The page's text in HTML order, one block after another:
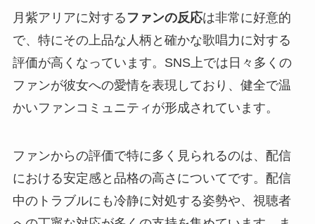
月紫アリアに対する ファンの反応は非常に好意的
で、特にその上品な人柄と確かな歌唱力に対する
評価が高くなっています。SNS上では日々多くの
ファンが彼女への愛情を表現しており、健全で温
かいファンコミュニティが形成されています。
ファンからの評価で特に多く見られるのは、配信
における安定感と品格の高さについてです。配信
中のトラブルにも冷静に対処する姿勢や、視聴者